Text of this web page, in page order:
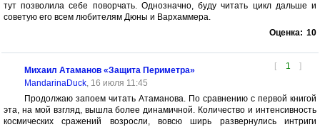
тут позволила себе поворчать. Однозначно, буду читать цикл дальше и
советую его всем любителям Дюны и Вархаммера.
Оценка: 10
[ 1 ]
Михаил Атаманов «Защита Периметра»
MandarinaDuck, 16 июля 11:45
Продолжаю запоем читать Атаманова. По сравнению с первой книгой
эта, на мой взгляд, вышла более динамичной. Количество и интенсивность
космических сражений возросли, вовсю ширь развернулись интриги